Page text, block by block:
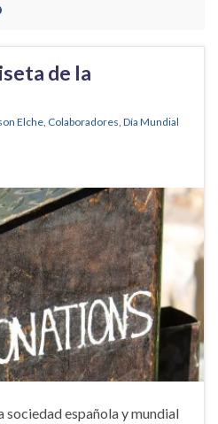
de la
Elche, Colaboradores, Día Mundial
sociedad española y mundial